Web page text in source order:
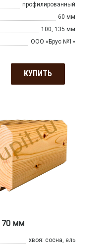
профилированный
60 мм
100, 135 мм
ООО «Брус №1»
КУПИТЬ
70 мм
хвоя: сосна, ель